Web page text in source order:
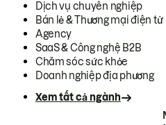
Dịch vụ chuyên nghiệp
Bán lẻ & Thương mại điện tử
Agency
SaaS & Công nghệ B2B
Chăm sóc sức khỏe
Doanh nghiệp địa phương
Xem tất cả ngành